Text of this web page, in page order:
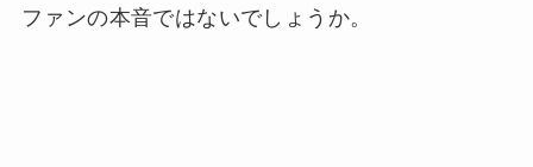
ファンの本音ではないでしょうか。